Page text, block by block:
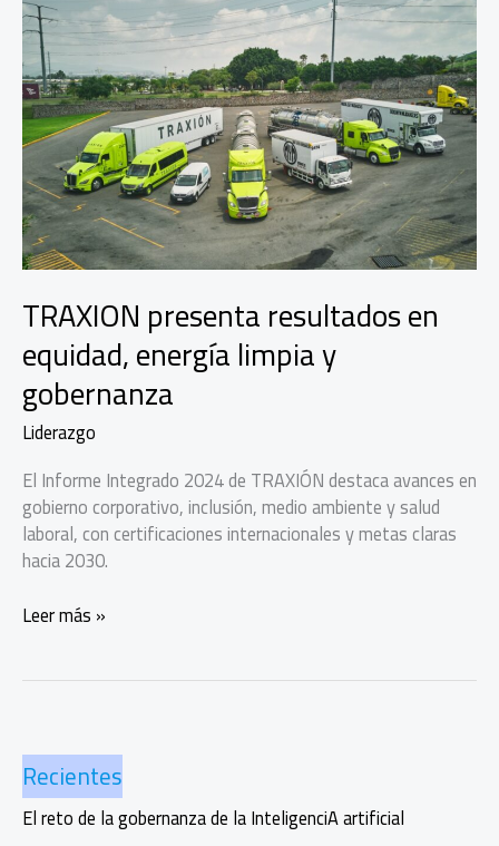
TRAXION presenta resultados en
equidad, energía limpia y
gobernanza
Liderazgo
El Informe Integrado 2024 de TRAXIÓN destaca avances en
gobierno corporativo, inclusión, medio ambiente y salud
laboral, con certificaciones internacionales y metas claras
hacia 2030.
TRAXION
energía
limpia
y
gobernanza
Leer más »
Recientes
El reto de la gobernanza de la InteligenciA artificial